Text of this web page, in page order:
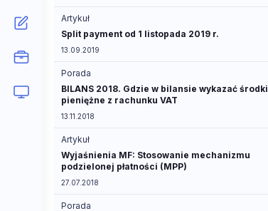
Artykuł
Split payment od 1 listopada 2019 r.
13.09.2019
Porada
BILANS 2018. Gdzie w bilansie wykazać środki
pieniężne z rachunku VAT
13.11.2018
Artykuł
Wyjaśnienia MF: Stosowanie mechanizmu
podzielonej płatności (MPP)
27.07.2018
Porada